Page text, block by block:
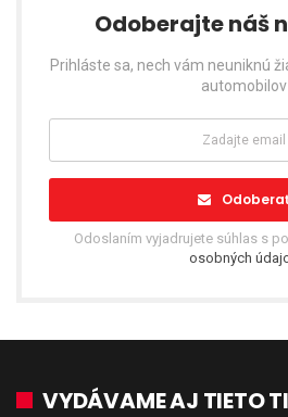
Odoberajte náš
Prihláste sa, nech vám neuniknú
automobilov
Odoslaním vyjadrujete súhlas s
osobných
VYDÁVAME AJ TIETO